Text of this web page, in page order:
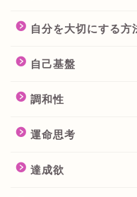
自分を大切にする方
自己基盤
調和性
運命思考
達成欲